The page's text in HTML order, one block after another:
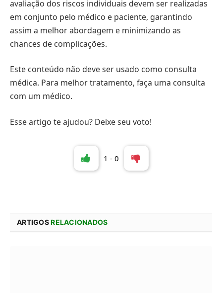
avaliação dos riscos individuais devem ser realizadas
em conjunto pelo médico e paciente, garantindo
assim a melhor abordagem e minimizando as
chances de complicações.
Este conteúdo não deve ser usado como consulta
médica. Para melhor tratamento, faça uma consulta
com um médico.
Esse artigo te ajudou? Deixe seu voto!
1 - 0
ARTIGOSRELACIONADOS